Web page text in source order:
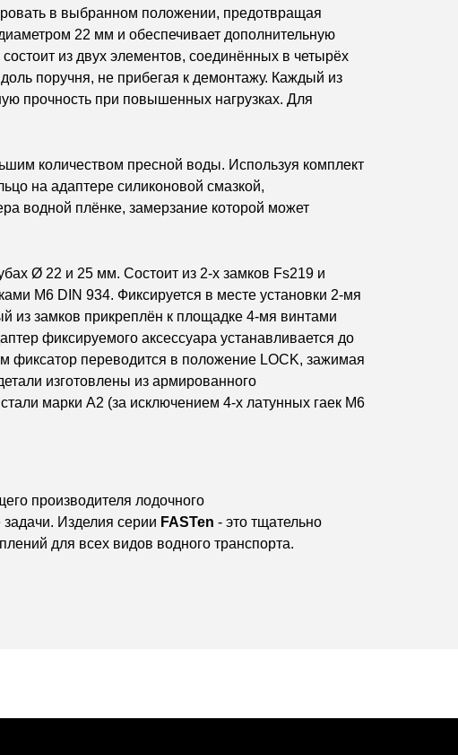
в выбранном положении, предотвращая
22 мм и обеспечивает дополнительную
из двух элементов, соединённых в четырёх
поручня, не прибегая к демонтажу. Каждый из
прочность при повышенных нагрузках. Для
количеством пресной воды. Используя комплект
на адаптере силиконовой смазкой,
водной плёнке, замерзание которой может
Ø 22 и 25 мм. Состоит из 2-х замков Fs219 и
M6 DIN 934. Фиксируется в месте установки 2-мя
из замков прикреплён к площадке 4-мя винтами
фиксируемого аксессуара устанавливается до
фиксатор переводится в положение LOCK, зажимая
изготовлены из армированного
марки А2 (за исключением 4-х латунных гаек M6
производителя лодочного
Изделия серии FASTen - это тщательно
для всех видов водного транспорта.